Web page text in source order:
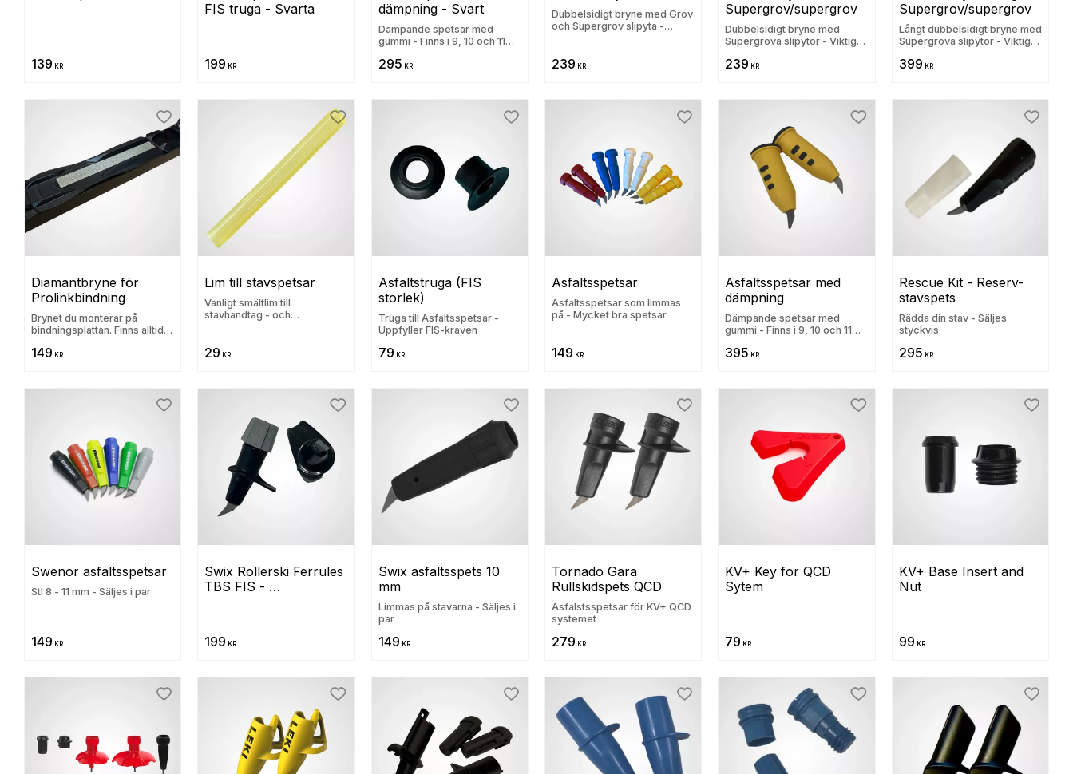
139 KR
FIS truga - Svarta
199 KR
dämpning - Svart
Dämpande spetsar med
gummi - Finns i 9, 10 och 11
295 KR
Dubbelsidigt bryne med Grov
och Supergrov slipyta -
239 KR
Supergrov/supergrov
Dubbelsidigt bryne med
Supergrova slipytor - Viktigt
239 KR
Supergrov/supergrov
Långt dubbelsidigt bryne med
Supergrova slipytor - Viktigt
399 KR
Diamantbryne för
Prolinkbindning
Brynet du monterar på
bindningsplattan. Finns alltid
149 KR
Lägg till i favoriter
Lim till stavspetsar
Vanligt smältlim till
stavhandtag - och
29 KR
Lägg till i favoriter
Asfaltstruga (FIS
storlek)
Truga till Asfaltsspetsar -
Uppfyller FIS-kraven
79 KR
Lägg till i favoriter
Asfaltsspetsar
Asfaltsspetsar som limmas
på - Mycket bra spetsar
149 KR
Lägg till i favoriter
Asfaltsspetsar med
dämpning
Dämpande spetsar med
gummi - Finns i 9, 10 och 11
395 KR
Lägg till i favoriter
Rescue Kit - Reserv-
stavspets
Rädda din stav - Säljes
styckvis
295 KR
Lägg
Swenor asfaltsspetsar
Stl 8 - 11 mm - Säljes i par
149 KR
Lägg till i favoriter
Swix Rollerski Ferrules
TBS FIS -
199 KR
Lägg till i favoriter
Swix asfaltsspets 10
mm
Limmas på stavarna - Säljes i
par
149 KR
Lägg till i favoriter
Tornado Gara
Rullskidspets QCD
Asfalstsspetsar för KV+ QCD
systemet
279 KR
Lägg till i favoriter
KV+ Key for QCD
Sytem
79 KR
Lägg till i favoriter
KV+ Base Insert and
Nut
99 KR
Lägg
Lägg till i favoriter Lägg till i favoriter Lägg till i favoriter Lägg till i favoriter Lägg till i favoriter Lägg